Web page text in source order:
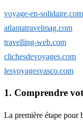
voyage-en-solidaire.com
atlantatravelmag.com
travelling-web.com
clichesdevoyages.com
lesvoyagesvasco.com
1. Comprendre
La première étape pour